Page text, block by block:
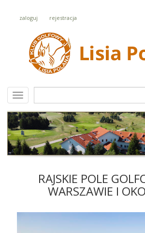
zaloguj rejestracja
RAJSKIE POLE
WARSZAWIE I